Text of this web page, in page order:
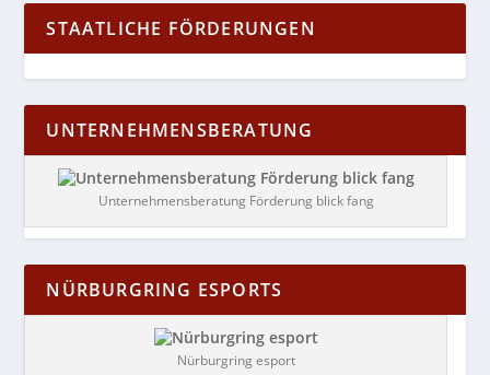
STAATLICHE FÖRDERUNGEN
UNTERNEHMENSBERATUNG
Unternehmensberatung Förderung blick fang
NÜRBURGRING ESPORTS
Nürburgring esport